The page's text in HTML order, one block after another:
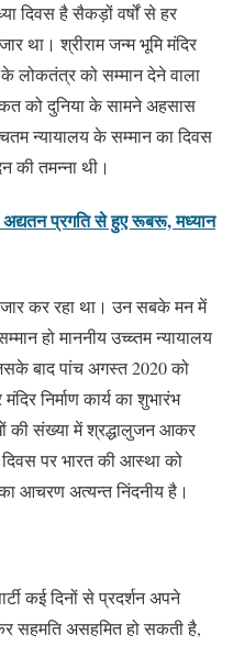
दिवस है सैकड़ों वर्षों से हर
था। श्रीराम जन्म भूमि मंदिर
के लोकतंत्र को सम्मान देने वाला
को दुनिया के सामने अहसास
न्यायालय के सम्मान का दिवस
की तमन्ना थी।
अद्यतन प्रगति से हुए रूबरू, मध्यान
कर रहा था। उन सबके मन में
हो माननीय उच्च्तम न्यायालय
बाद पांच अगस्त 2020 को
निर्माण कार्य का शुभारंभ
की संख्या में श्रद्धालुजन आकर
पर भारत की आस्था को
आचरण अत्यन्त निंदनीय है।
कई दिनों से प्रदर्शन अपने
सहमति असहमित हो सकती है,